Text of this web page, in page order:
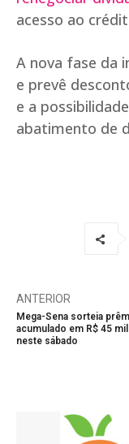
acesso ao
A nova fase da
e prevê
e a
abatimento de
ANTERIOR
Mega-Sena sorteia
acumulado em R$ 45
neste sábado